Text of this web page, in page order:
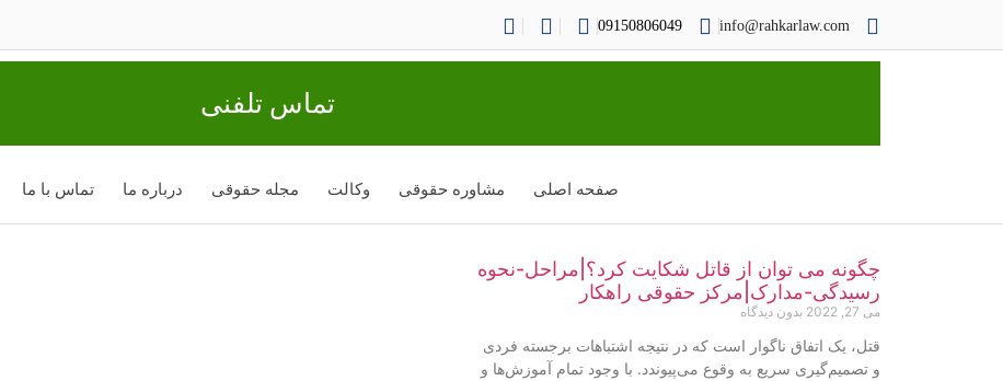
info@rahkarlaw.com
09150806049
تماس تلفنی
صفحه اصلی مشاوره حقوقی وکالت مجله حقوقی درباره ما تماس با ما
چگونه می توان از قاتل شکایت کرد؟|مراحل-نحوه
رسیدگی-مدارک|مرکز حقوقی راهکار
می 27, 2022 بدون دیدگاه
قتل، یک اتفاق ناگوار است که در نتیجه اشتباهات برجسته فردی
و تصمیم‌گیری سریع به وقوع می‌پیوندد. با وجود تمام آموزش‌ها و